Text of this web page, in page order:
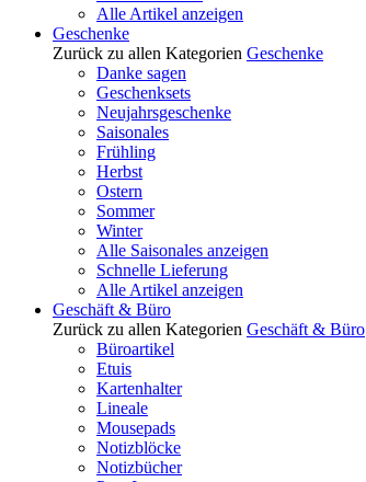
Alle Artikel anzeigen
Geschenke
Zurück zu allen Kategorien Geschenke
Danke sagen
Geschenksets
Neujahrsgeschenke
Saisonales
Frühling
Herbst
Ostern
Sommer
Winter
Alle Saisonales anzeigen
Schnelle Lieferung
Alle Artikel anzeigen
Geschäft & Büro
Zurück zu allen Kategorien Geschäft & Büro
Büroartikel
Etuis
Kartenhalter
Lineale
Mousepads
Notizblöcke
Notizbücher